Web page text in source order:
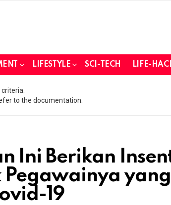
LIFESTYLE SCI-TECH LIFE-
to the documentation.
Ini Berikan
19